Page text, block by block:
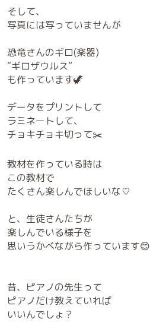
そして、
写真には写っていませんが
恐竜さんのギロ(楽器)
“ギロザウルス”
も作っています🦖
データをプリントして
ラミネートして、
チョキチョキ切って✂️
教材を作っている時は
この教材で
たくさん楽しんでほしいな♡
と、生徒さんたちが
楽しんでいる様子を
思いうかべながら作っています😊
昔、ピアノの先生って
ピアノだけ教えていれば
いいんでしょ？